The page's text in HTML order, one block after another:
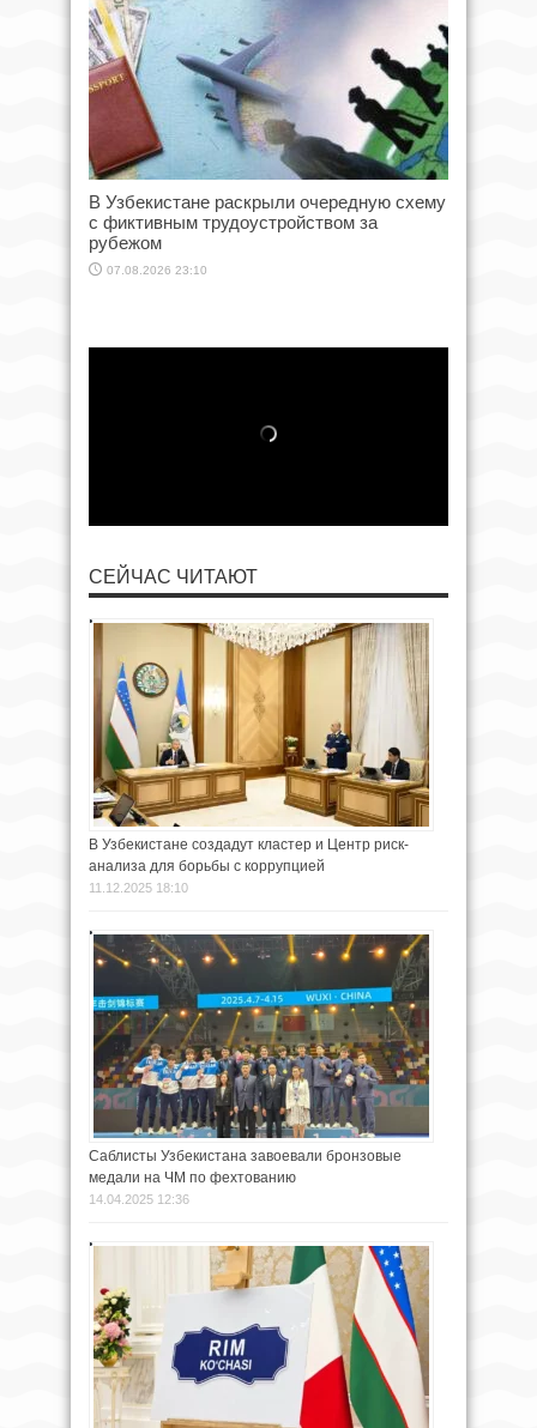
В Узбекистане раскрыли очередную схему
с фиктивным трудоустройством за
рубежом
07.08.2026 23:10
СЕЙЧАС ЧИТАЮТ
В Узбекистане создадут кластер и Центр риск-
анализа для борьбы с коррупцией
11.12.2025 18:10
Саблисты Узбекистана завоевали бронзовые
медали на ЧМ по фехтованию
14.04.2025 12:36